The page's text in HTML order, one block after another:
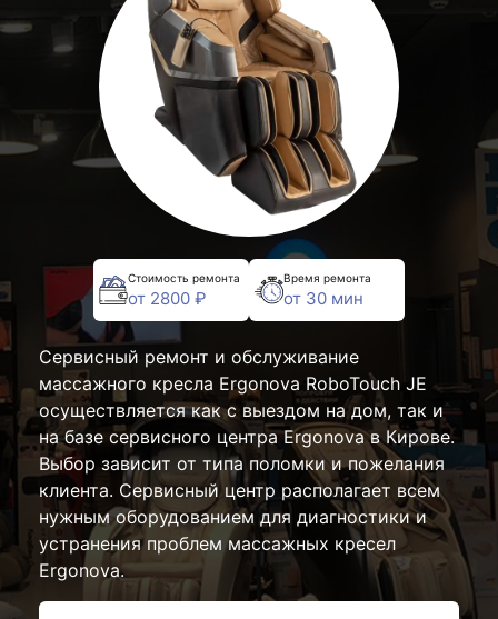
Стоимость ремонта
от 2800 ₽
Время ремонта
от 30 мин
Сервисный ремонт и обслуживание
массажного кресла Ergonova RoboTouch JE
осуществляется как с выездом на дом, так и
на базе сервисного центра Ergonova в Кирове.
Выбор зависит от типа поломки и пожелания
клиента. Сервисный центр располагает всем
нужным оборудованием для диагностики и
устранения проблем массажных кресел
Ergonova.